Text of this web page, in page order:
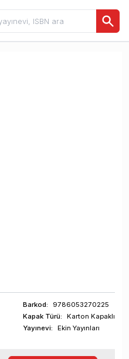
Barkod:
9786053270225
Kapak Türü:
Karton Kapaklı
Yayınevi:
Ekin Yayınları